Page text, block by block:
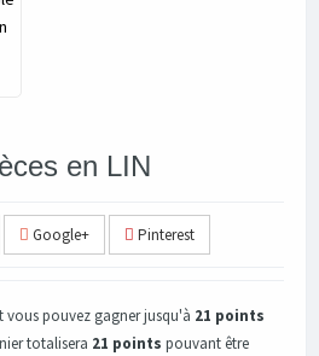
en LIN
Google+ Pinterest
pouvez gagner jusqu'à 21 points
totalisera 21 points pouvant être